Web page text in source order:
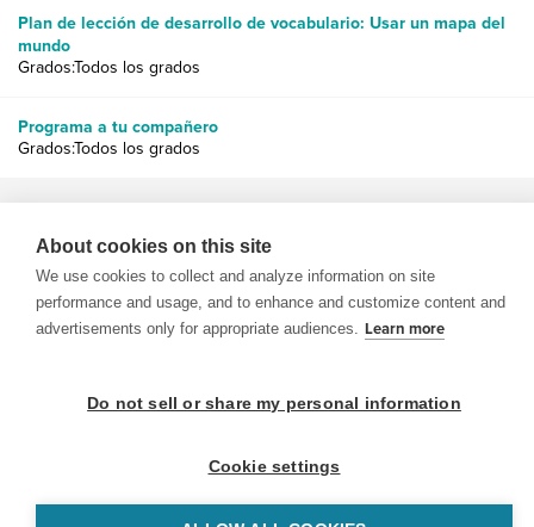
Plan de lección de desarrollo de vocabulario: Usar un mapa del
mundo
Grados:Todos los grados
Programa a tu compañero
Grados:Todos los grados
© 1999-2026 BrainPOP. Todos los derechos reservados.
About cookies on this site
We use cookies to collect and analyze information on site
performance and usage, and to enhance and customize content and
advertisements only for appropriate audiences. Learn more
Do not sell or share my personal information
Cookie settings